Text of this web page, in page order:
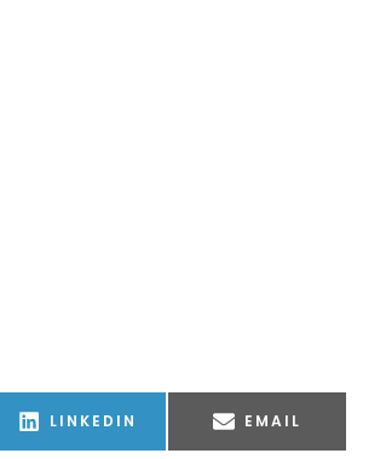
COMPARTIR
LINKEDIN COMPARTIR
EMAIL